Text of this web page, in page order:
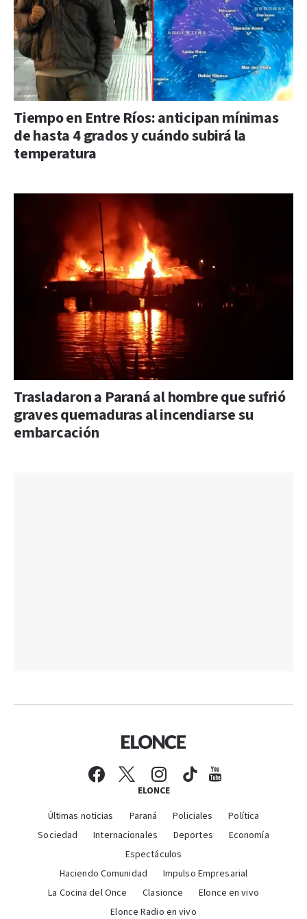
Tiempo en Entre Ríos: anticipan mínimas
de hasta 4 grados y cuándo subirá la
temperatura
Trasladaron a Paraná al hombre que sufrió
graves quemaduras al incendiarse su
embarcación
ELONCE
Últimas noticias Paraná Policiales
Política
Sociedad
Internacionales Deportes
Economía
Espectáculos
Haciendo Comunidad
Impulso Empresarial
La Cocina del Once
Clasionce
Elonce en vivo
Elonce Radio en vivo